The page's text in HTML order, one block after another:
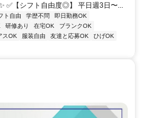
✅【シフト自由度◎】 平日週3日〜...
ト自由 学歴不問
即日勤務OK
研修あり 在宅OK
ブランクOK
スOK 服装自由 友達と応募OK
ひげOK